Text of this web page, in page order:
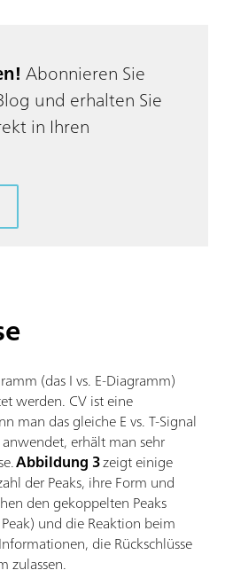
Abonnieren Sie
und erhalten Sie
in Ihren
(das I vs. E-Diagramm)
werden. CV ist eine
man das gleiche E vs. T-Signal
erhält man sehr
Abbildung 3zeigt einige
der Peaks, ihre Form und
den gekoppelten Peaks
und die Reaktion beim
die Rückschlüsse
zulassen.